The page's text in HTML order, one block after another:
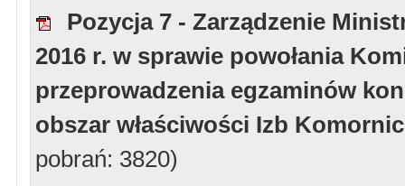
Pozycja 7 - Zarządzenie
2016 r. w sprawie powołania
przeprowadzenia egzaminów
obszar właściwości Izb
pobrań: 3820)